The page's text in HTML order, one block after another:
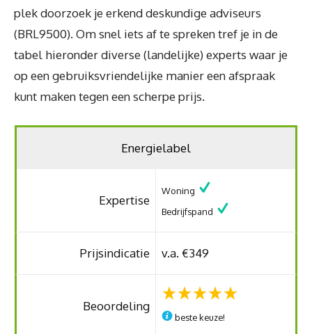
plek doorzoek je erkend deskundige adviseurs
(BRL9500). Om snel iets af te spreken tref je in de
tabel hieronder diverse (landelijke) experts waar je
op een gebruiksvriendelijke manier een afspraak
kunt maken tegen een scherpe prijs.
Energielabel
Expertise
Woning
Bedrijfspand
Prijsindicatie v.a. €349
Beoordeling
beste keuze!